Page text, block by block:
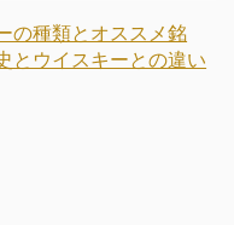
の種類とオススメ銘
とウイスキーとの違い